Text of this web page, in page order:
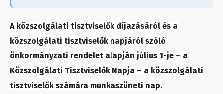
A közszolgálati tisztviselők díjazásáról és a
közszolgálati tisztviselők napjáról szóló
önkormányzati rendelet alapján július 1-je – a
Közszolgálati Tisztviselők Napja – a közszolgálati
tisztviselők számára munkaszüneti nap.